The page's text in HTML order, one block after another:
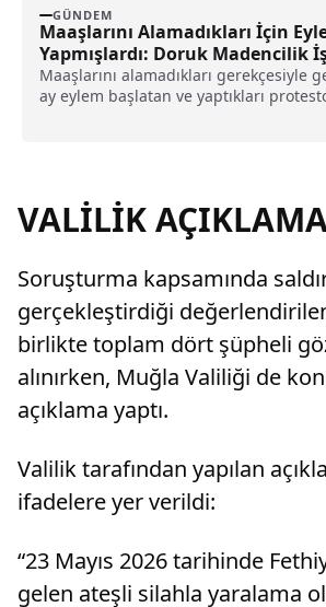
GÜNDEM
Maaşlarını Alamadıkları İçin
Yapmışlardı: Doruk Madencilik
Yeniden Eyleme Hazırlanıyor!
Maaşlarını alamadıkları gerekçesiyle
ay eylem başlatan ve yaptıkları
almıştı. Ancak ödemelerin bayram
ertelenmesi nedeniyle işçilerin 1
yeniden eyleme başlayacağı ifade
VALİLİK
Soruşturma kapsamında
gerçekleştirdiği
birlikte toplam dört şüpheli
alınırken, Muğla Valiliği de
açıklama yaptı.
Valilik tarafından yapılan
ifadelere yer verildi:
“23 Mayıs 2026 tarihinde
gelen ateşli silahla yaralama